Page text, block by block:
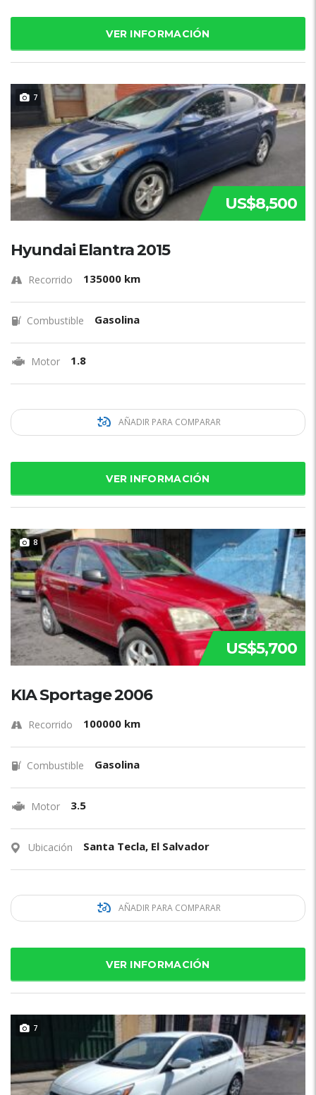
VER INFORMACIÓN
7
US$8,500
Hyundai Elantra 2015
Recorrido 135000 km
Combustible Gasolina
Motor 1.8
AÑADIR PARA COMPARAR
VER INFORMACIÓN
8
US$5,700
KIA Sportage 2006
Recorrido 100000 km
Combustible Gasolina
Motor 3.5
Ubicación Santa Tecla, El Salvador
AÑADIR PARA COMPARAR
VER INFORMACIÓN
7